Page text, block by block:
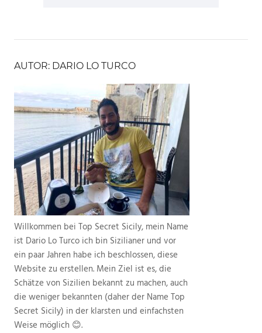
AUTOR: DARIO LO TURCO
Willkommen bei Top Secret Sicily, mein Name
ist Dario Lo Turco ich bin Sizilianer und vor
ein paar Jahren habe ich beschlossen, diese
Website zu erstellen. Mein Ziel ist es, die
Schätze von Sizilien bekannt zu machen, auch
die weniger bekannten (daher der Name Top
Secret Sicily) in der klarsten und einfachsten
Weise möglich 😊.